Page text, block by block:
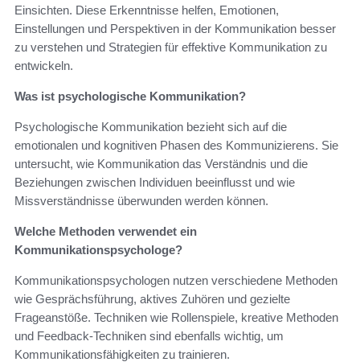
Einsichten. Diese Erkenntnisse helfen, Emotionen,
Einstellungen und Perspektiven in der Kommunikation besser
zu verstehen und Strategien für effektive Kommunikation zu
entwickeln.
Was ist psychologische Kommunikation?
Psychologische Kommunikation bezieht sich auf die
emotionalen und kognitiven Phasen des Kommunizierens. Sie
untersucht, wie Kommunikation das Verständnis und die
Beziehungen zwischen Individuen beeinflusst und wie
Missverständnisse überwunden werden können.
Welche Methoden verwendet ein
Kommunikationspsychologe?
Kommunikationspsychologen nutzen verschiedene Methoden
wie Gesprächsführung, aktives Zuhören und gezielte
Frageanstöße. Techniken wie Rollenspiele, kreative Methoden
und Feedback-Techniken sind ebenfalls wichtig, um
Kommunikationsfähigkeiten zu trainieren.